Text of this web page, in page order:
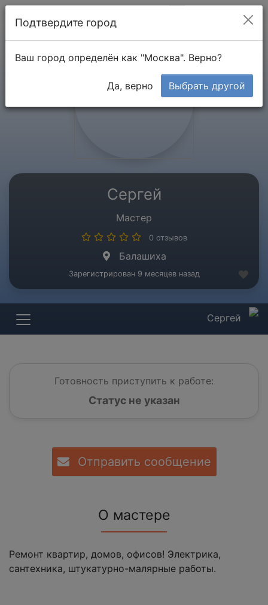
Сергей
Мастер
0 отзывов
Балашиха
Зарегистрирован 9 месяцев назад
Сергей
Готовность приступить к работе:
Статус не указан
Отправить сообщение
О мастере
Ремонт квартир, домов, офисов! Электрика,
сантехника, штукатурно-малярные работы.
Подтвердите город
Ваш город определён как "Москва". Верно?
Да, верно Выбрать другой